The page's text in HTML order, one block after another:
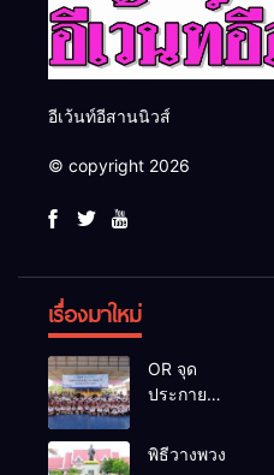
อีเว้นท์อีสานนิวส์
© copyright 2026
เรื่องมาใหม่
OR จุด
ประกาย
เยาวชน ผ่าน
พิธีวางพวง